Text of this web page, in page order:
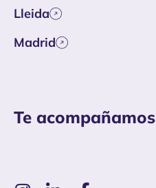
Lleida
Madrid
Te acompañamos